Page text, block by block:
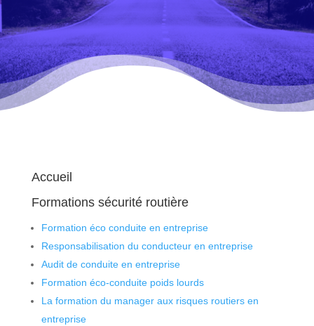
Accueil
Formations sécurité routière
Formation éco conduite en entreprise
Responsabilisation du conducteur en entreprise
Audit de conduite en entreprise
Formation éco-conduite poids lourds
La formation du manager aux risques routiers en
entreprise